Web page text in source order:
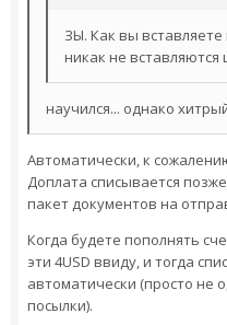
ЗЫ. Как вы
никак не вставляются
научился... однако
Автоматически, к
Доплата списывается
пакет документов на
Когда будете пополнять
эти 4USD ввиду, и тогда
автоматически (просто не
посылки).